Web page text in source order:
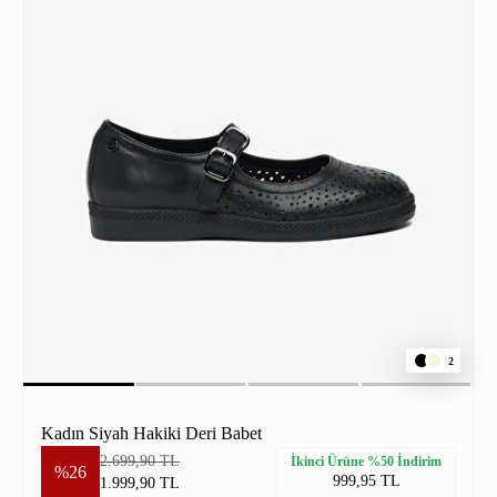
2
Kadın Siyah Hakiki Deri Babet
%26
2.699,90 TL
1.999,90 TL
İkinci Ürüne %50 İndirim
999,95 TL